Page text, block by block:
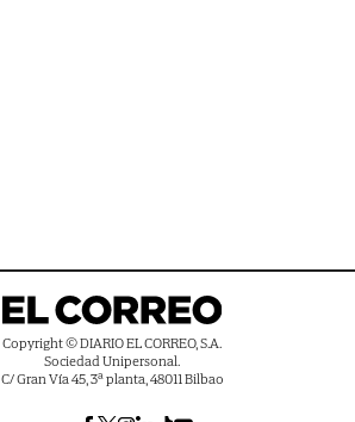
Copyright © DIARIO EL CORREO, S.A.
Sociedad Unipersonal.
C/ Gran Vía 45, 3ª planta, 48011 Bilbao